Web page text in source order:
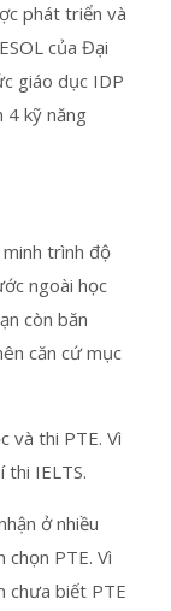
phát triển và
của Đại
giáo dục IDP
4 kỹ năng
trình độ
ngoài học
còn băn
căn cứ mục
và thi PTE. Vì
thi IELTS.
ở nhiều
PTE. Vì
chưa biết PTE